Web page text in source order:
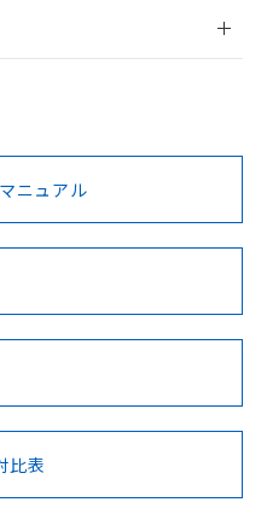
員登録
だく前に、以下を必ずお読
Cd Cr(VI)
ニュアル
比表